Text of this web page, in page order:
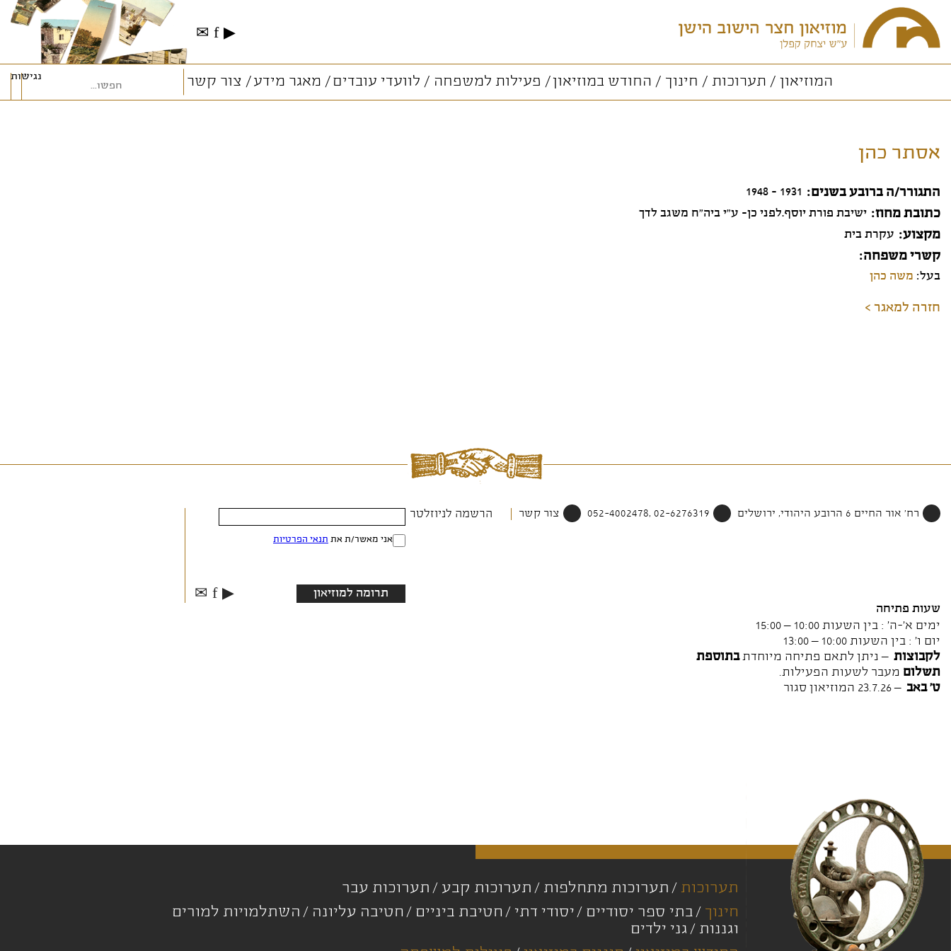
▶
f
✉
המוזיאון תערוכות חינוך החודש במוזיאון פעילות למשפחה לוועדי עובדים מאגר מידע צור קשר נגישות
אסתר כהן
התגורר/ה ברובע בשנים 1931 - 1948
כתובת מחוז ישיבת פורת יוסף.לפני כן- ע"י ביה"ח משגב לדך
מקצוע עקרת בית
קשרי משפחה
בעל: משה כהן
חזרה למאגר >
רח' אור החיים 6 הרובע היהודי, ירושלים 02-6276319 ,052-4002478 צור קשר הרשמה לניוזלטר
אני מאשר/ת את תנאי הפרטיות
תרומה למוזיאון ▶
f
✉
שעות פתיחה
ימים א'-ה' : בין השעות 10:00 – 15:00
יום ו' : בין השעות 10:00 – 13:00
לקבוצות – ניתן לתאם פתיחה מיוחדתבתוספת
תשלום מעבר לשעות הפעילות.
ט' באב– 23.7.26 המוזיאון סגור
תערוכות תערוכות מתחלפות תערוכות קבע
תערוכות עבר
חינוך
בתי ספר יסודיים יסודי דתי חטיבת ביניים חטיבה עליונה
השתלמויות למורים
וגננות
גני ילדים